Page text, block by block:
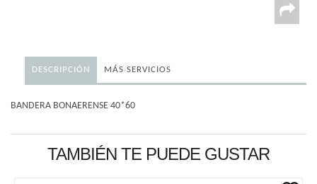
DESCRIPCIÓN MÁS SERVICIOS
BANDERA BONAERENSE 40*60
TAMBIÉN TE PUEDE GUSTAR